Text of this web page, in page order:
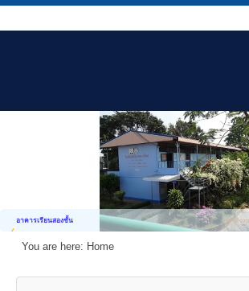
อาคารเรียนสองชั้น
You are here: Home